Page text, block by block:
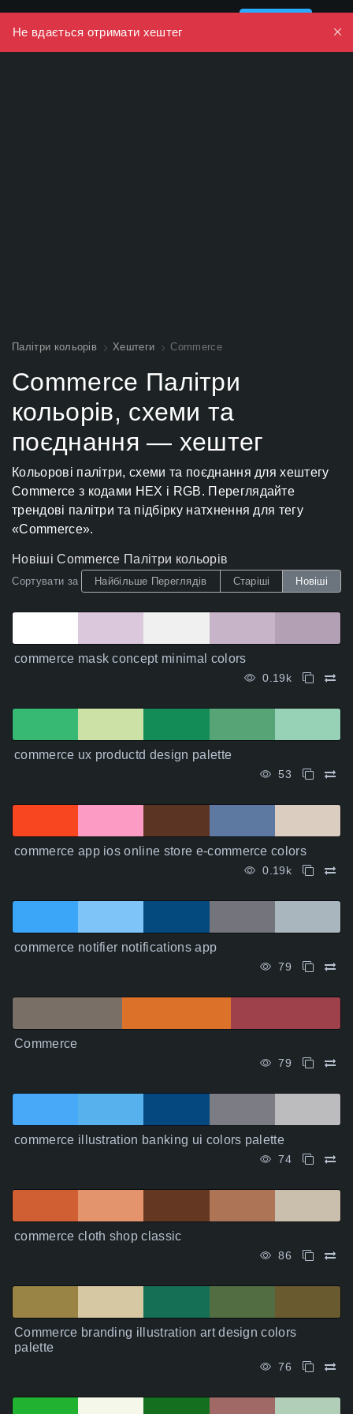
Палітри кольорів Хештеги Commerce
Commerce Палітри
кольорів, схеми та
поєднання — хештег
Кольорові палітри, схеми та поєднання для хештегу
Commerce з кодами HEX і RGB. Переглядайте
трендові палітри та підбірку натхнення для тегу
«Commerce».
Новіші Commerce Палітри кольорів
Сортувати за Найбільше Переглядів Старіші Новіші
commerce mask concept minimal colors
0.19k
commerce ux productd design palette
53
commerce app ios online store e-commerce colors
0.19k
commerce notifier notifications app
79
Commerce
79
commerce illustration banking ui colors palette
74
commerce cloth shop classic
86
Commerce branding illustration art design colors
palette
76
Не вдається отримати хештег